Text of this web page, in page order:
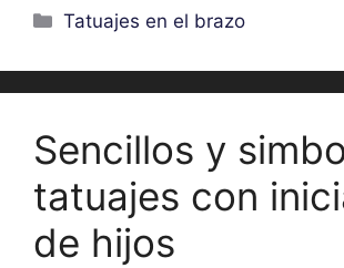
Categorías
Tatuajes en el brazo
Sencillos y
tatuajes con
de hijos